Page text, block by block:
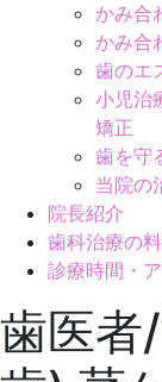
かみ合
かみ合
歯のエ
小児治
矯正
歯を守
当院の
院長紹介
歯科治療の
診療時間・
歯医者